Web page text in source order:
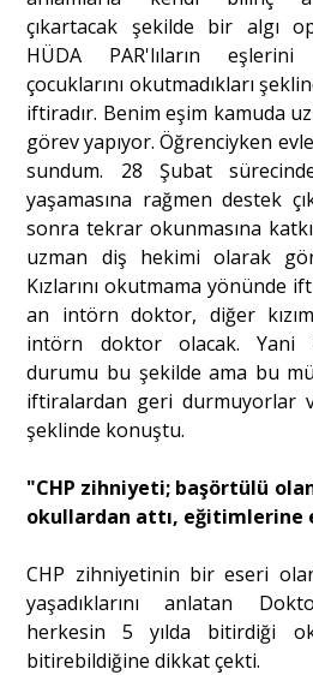
çıkartacak şekilde bir algı
HÜDA PAR'lıların eşlerini
çocuklarını okutmadıkları
iftiradır. Benim eşim kamuda
görev yapıyor. Öğrenciyken
sundum. 28 Şubat
yaşamasına rağmen destek
sonra tekrar okunmasına
uzman diş hekimi olarak
Kızlarını okutmama yönünde
an intörn doktor, diğer
intörn doktor olacak. Yani
durumu bu şekilde ama bu
iftiralardan geri durmuyorlar
şeklinde konuştu.
"CHP zihniyeti; başörtülü
okullardan attı, eğitimlerine
CHP zihniyetinin bir eseri
yaşadıklarını anlatan
herkesin 5 yılda bitirdiği
bitirebildiğine dikkat çekti.